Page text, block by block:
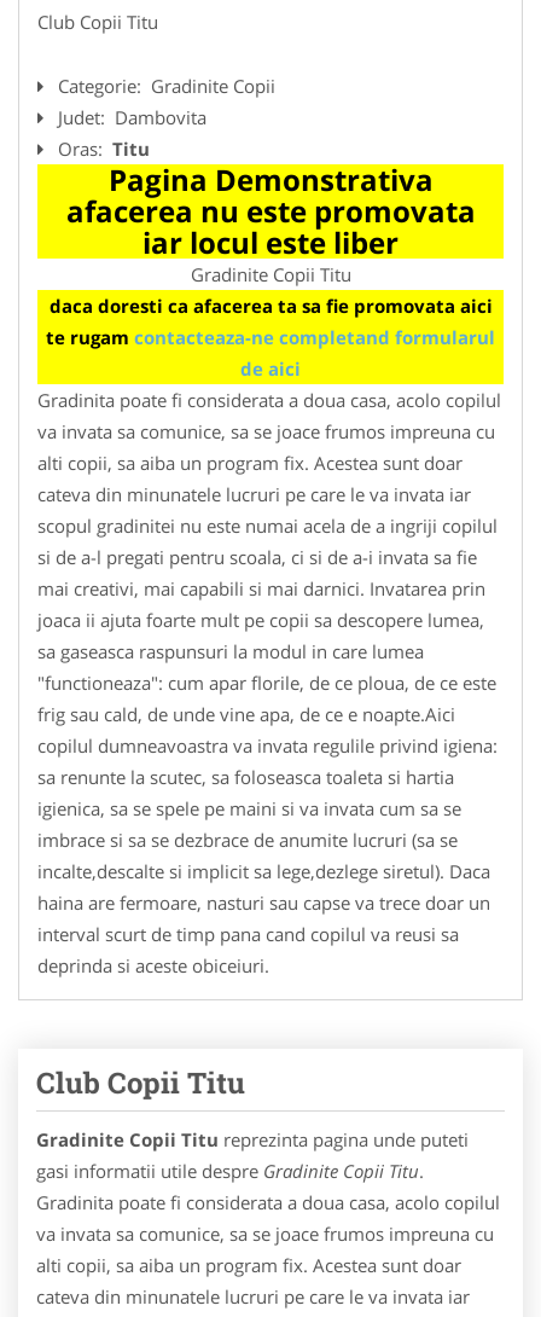
Club Copii Titu
Categorie: Gradinite Copii
Judet: Dambovita
Oras: Titu
Pagina Demonstrativa
afacerea nu este promovata
iar locul este liber
Gradinite Copii Titu
daca doresti ca afacerea ta sa fie promovata aici
te rugam contacteaza-ne completand formularul
de aici
Gradinita poate fi considerata a doua casa, acolo copilul
va invata sa comunice, sa se joace frumos impreuna cu
alti copii, sa aiba un program fix. Acestea sunt doar
cateva din minunatele lucruri pe care le va invata iar
scopul gradinitei nu este numai acela de a ingriji copilul
si de a-l pregati pentru scoala, ci si de a-i invata sa fie
mai creativi, mai capabili si mai darnici. Invatarea prin
joaca ii ajuta foarte mult pe copii sa descopere lumea,
sa gaseasca raspunsuri la modul in care lumea
"functioneaza": cum apar florile, de ce ploua, de ce este
frig sau cald, de unde vine apa, de ce e noapte.Aici
copilul dumneavoastra va invata regulile privind igiena:
sa renunte la scutec, sa foloseasca toaleta si hartia
igienica, sa se spele pe maini si va invata cum sa se
imbrace si sa se dezbrace de anumite lucruri (sa se
incalte,descalte si implicit sa lege,dezlege siretul). Daca
haina are fermoare, nasturi sau capse va trece doar un
interval scurt de timp pana cand copilul va reusi sa
deprinda si aceste obiceiuri.
Club Copii Titu
Gradinite Copii Titu reprezinta pagina unde puteti
gasi informatii utile despre Gradinite Copii Titu.
Gradinita poate fi considerata a doua casa, acolo copilul
va invata sa comunice, sa se joace frumos impreuna cu
alti copii, sa aiba un program fix. Acestea sunt doar
cateva din minunatele lucruri pe care le va invata iar